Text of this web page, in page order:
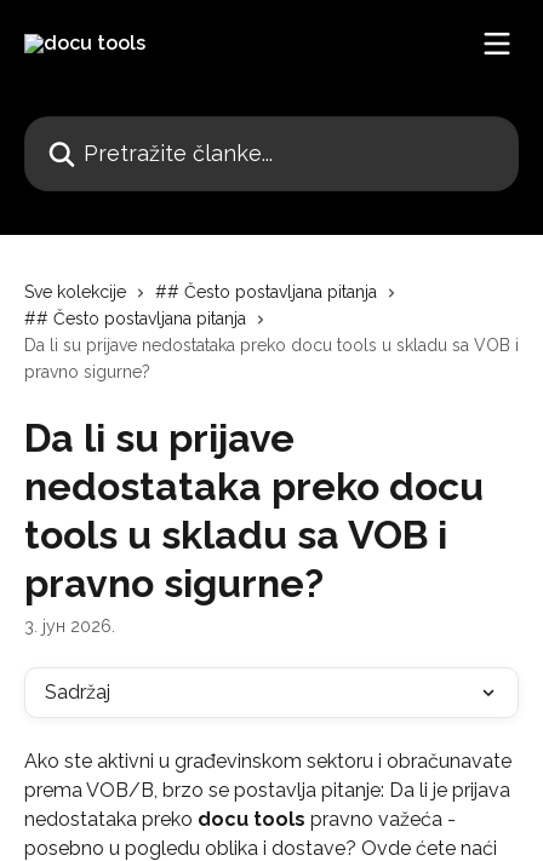
Pretražite članke...
Sve kolekcije
## Često postavljana pitanja
## Često postavljana pitanja
Da li su prijave nedostataka preko docu tools u skladu sa VOB i
pravno sigurne?
Da li su prijave
nedostataka preko docu
tools u skladu sa VOB i
pravno sigurne?
3. јун 2026.
Sadržaj
Ako ste aktivni u građevinskom sektoru i obračunavate
prema VOB/B, brzo se postavlja pitanje: Da li je prijava
nedostataka preko docu tools pravno važeća -
posebno u pogledu oblika i dostave? Ovde ćete naći